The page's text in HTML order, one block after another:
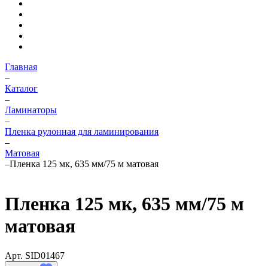
Главная
–
Каталог
–
Ламинаторы
–
Пленка рулонная для ламинирования
–
Матовая
–Пленка 125 мк, 635 мм/75 м матовая
Пленка 125 мк, 635 мм/75 м
матовая
Арт. SID01467